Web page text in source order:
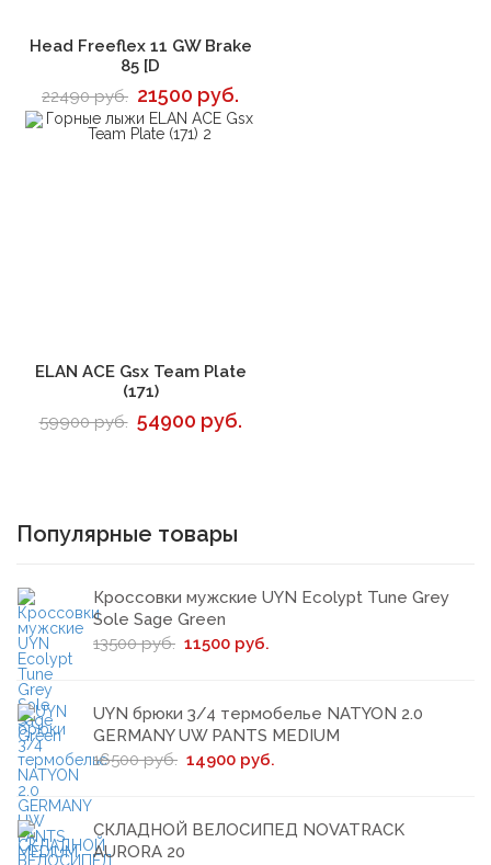
В корзину
Head Freeflex 11 GW Brake
85 [D
22490 руб. 21500 руб.
В корзину
ELAN ACE Gsx Team Plate
(171)
59900 руб. 54900 руб.
Популярные товары
Кроссовки мужские UYN Ecolypt Tune Grey
Sole Sage Green
13500 руб. 11500 руб.
UYN брюки 3/4 термобелье NATYON 2.0
GERMANY UW PANTS MEDIUM
16500 руб. 14900 руб.
СКЛАДНОЙ ВЕЛОСИПЕД NOVATRACK
AURORA 20